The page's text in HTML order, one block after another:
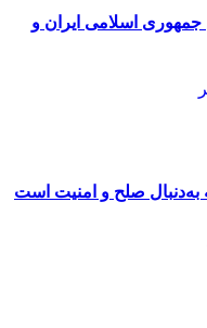
جمهوری اسلامی ایران و
به‌دنبال صلح و امنیت است